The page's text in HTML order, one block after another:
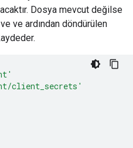
Dosya mevcut değilse
ve ardından döndürülen
client_secrets'